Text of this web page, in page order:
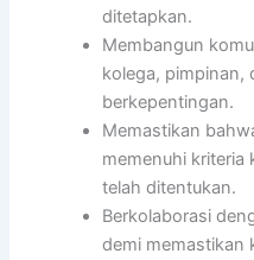
ditetapkan.
Membangun
kolega, pimpinan,
berkepentingan.
Memastikan
memenuhi kriteria
telah ditentukan.
Berkolaborasi
demi memastikan